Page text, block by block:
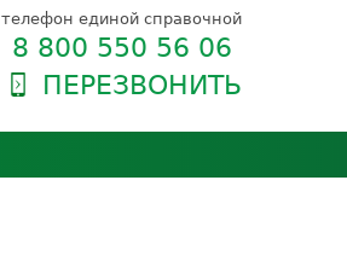
телефон единой справочной
8 800 550 56 06
ПЕРЕЗВОНИТЬ